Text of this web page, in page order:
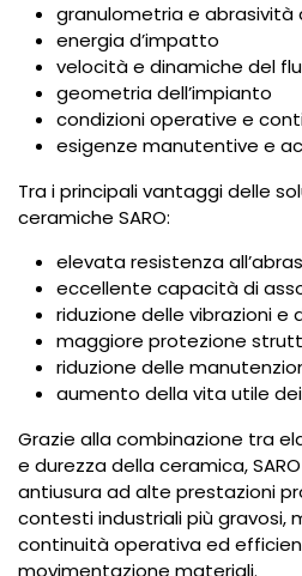
granulometria e abrasività
energia d’impatto
velocità e dinamiche del
geometria dell’impianto
condizioni operative e
esigenze manutentive e
Tra i principali vantaggi delle
ceramiche SARO:
elevata resistenza
eccellente capacità di
riduzione delle vibrazioni e
maggiore protezione
riduzione delle
aumento della vita utile
Grazie alla combinazione tra
e durezza della ceramica,
antiusura ad alte prestazioni
contesti industriali più gravosi,
continuità operativa ed
movimentazione materiali.